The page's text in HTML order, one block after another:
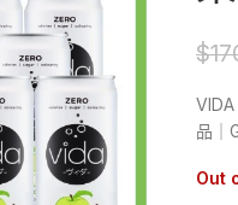
$
品｜
Out